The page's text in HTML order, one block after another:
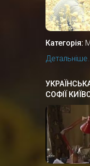
Категорія:
СОФІЇ
КИЇВСЬКІЙ